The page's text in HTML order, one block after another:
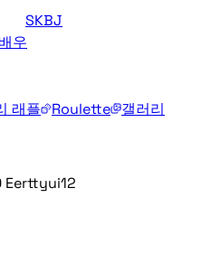
SKBJ
배우
래플 Roulette
갤러리
Eerttyui12